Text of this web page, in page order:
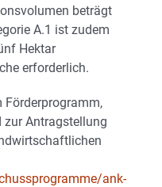
beträgt
A.1 ist zudem
Hektar
erforderlich.
zur Antragstellung
ank-